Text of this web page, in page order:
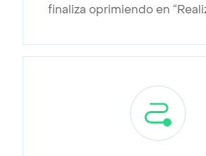
finaliza oprimiendo en